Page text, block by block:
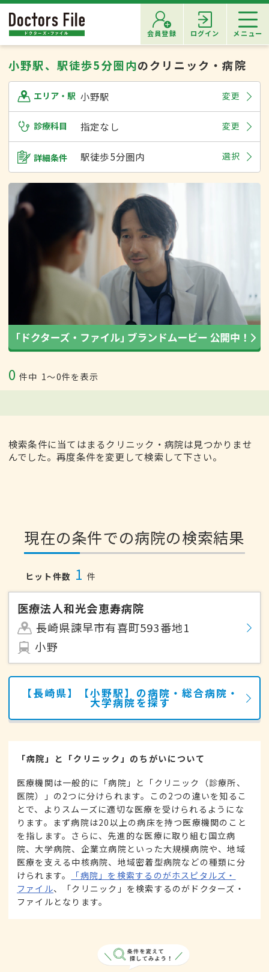
会員登録 ログイン メニュー
小野駅、駅徒歩5分圏内のクリニック・病院
エリア・駅 小野駅 変更
診療科目 指定なし 変更
詳細条件 駅徒歩5分圏内 選択
0 件中 1〜0件を表示
検索条件に当てはまるクリニック・病院は見つかりませ
んでした。再度条件を変更して検索して下さい。
現在の条件での病院の検索結果
ヒット件数 1 件
医療法人和光会恵寿病院
長崎県諫早市有喜町593番地1
小野
【長崎県】【小野駅】の病院・総合病院・
大学病院を探す
「病院」と「クリニック」のちがいについて
医療機関は一般的に「病院」と「クリニック（診療所、
医院）」の2つに分けられます。この2つの違いを知るこ
とで、よりスムーズに適切な医療を受けられるようにな
ります。まず病院は20以上の病床を持つ医療機関のこと
を指します。さらに、先進的な医療に取り組む国立病
院、大学病院、企業立病院といった大規模病院や、地域
医療を支える中核病院、地域密着型病院などの種類に分
けられます。
「病院」を検索するのがホスピタルズ・
ファイル、「クリニック」を検索するのがドクターズ・
ファイルとなります。